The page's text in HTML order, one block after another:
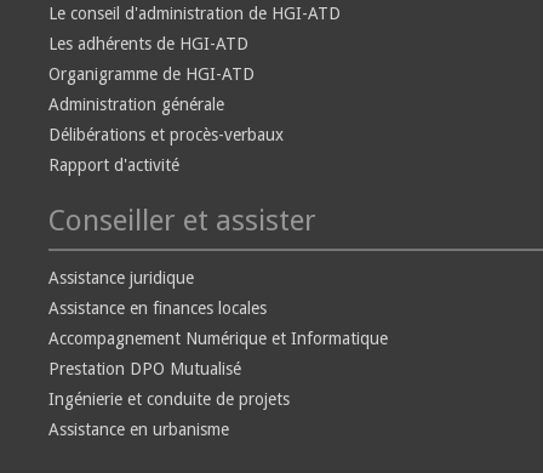
Le conseil d'administration de HGI-ATD
Les adhérents de HGI-ATD
Organigramme de HGI-ATD
Administration générale
Délibérations et procès-verbaux
Rapport d'activité
Conseiller et assister
Assistance juridique
Assistance en finances locales
Accompagnement Numérique et Informatique
Prestation DPO Mutualisé
Ingénierie et conduite de projets
Assistance en urbanisme